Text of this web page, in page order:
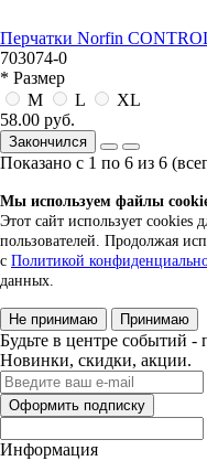
Перчатки Norfin
703074-0
* Размер
M
L
XL
58.00 руб.
Закончился
Показано с 1 по 6 из 6
Мы используем файлы
Этот сайт использует cookies
пользователей. Продолжая
с Политикой
данных.
Не принимаю Принимаю
Будьте в центре событий
Новинки, скидки, акции.
Оформить подписку
Информация